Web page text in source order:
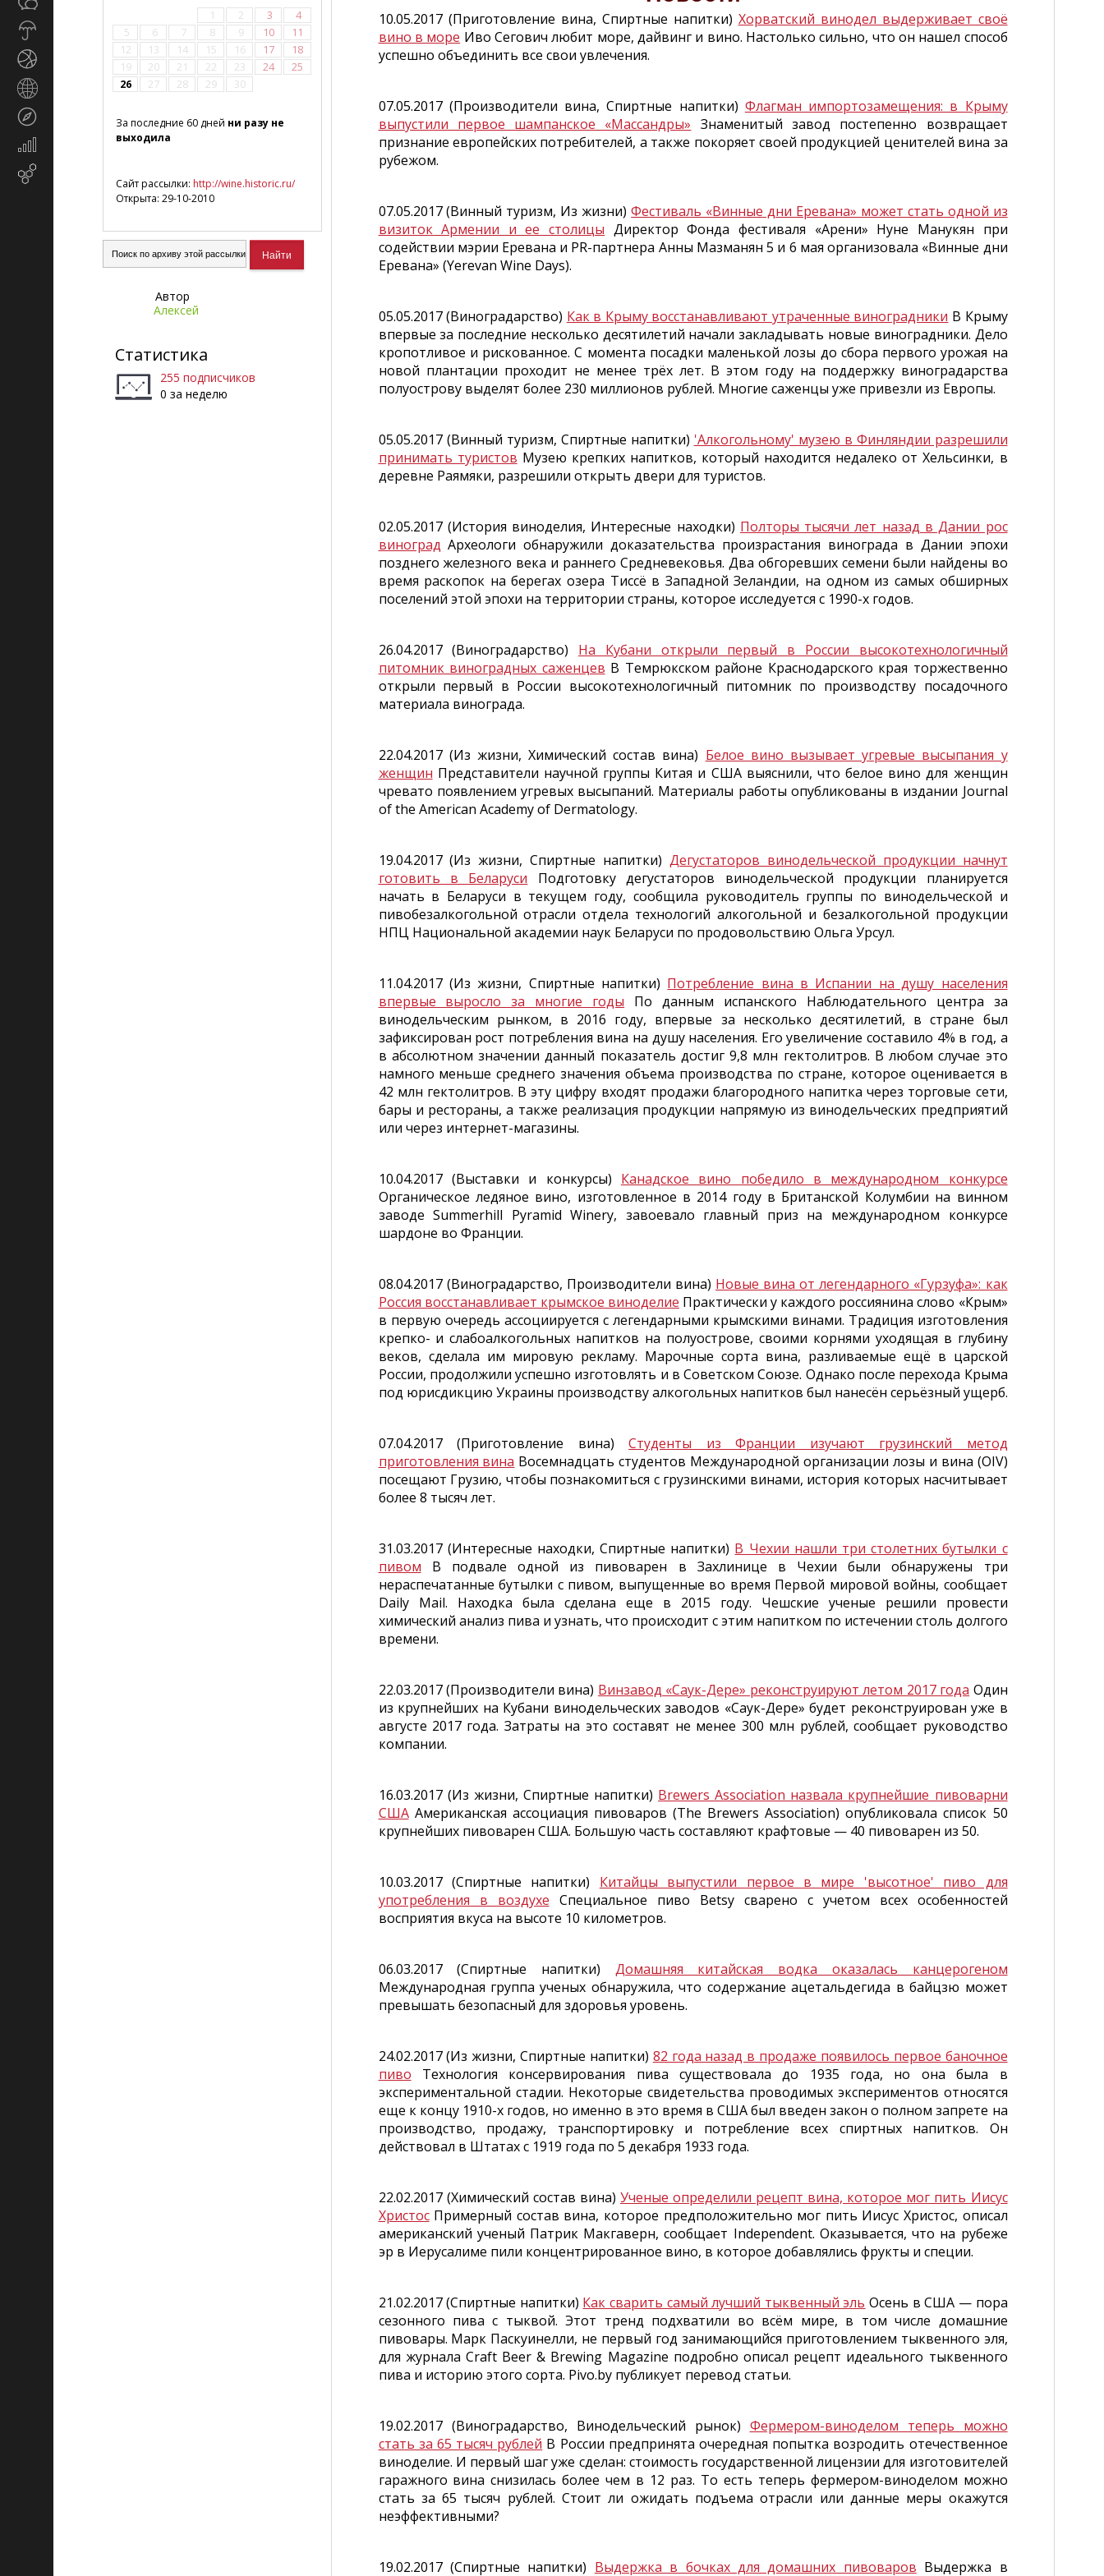
Экономика
маркетинг
1 2 3
4
5
6 7 8 9 10
11
12
13 14 15 16 17
18
19
20 21 22 23 24
25
26
27 28 29 30
За последние 60 дней ни разу не
выходила
Сайт рассылки: http://wine.historic.ru/
Открыта: 29-10-2010
Автор
Алексей
Статистика
255 подписчиков
0 за неделю
10.05.2017 (Приготовление вина, Спиртные напитки) Хорватский винодел выдерживает своё
вино в море Иво Сегович любит море, дайвинг и вино. Настолько сильно, что он нашел способ
успешно объединить все свои увлечения.
07.05.2017 (Производители вина, Спиртные напитки) Флагман импортозамещения: в Крыму
выпустили первое шампанское «Массандры» Знаменитый завод постепенно возвращает
признание европейских потребителей, а также покоряет своей продукцией ценителей вина за
рубежом.
07.05.2017 (Винный туризм, Из жизни)Фестиваль «Винные дни Еревана» может стать одной из
визиток Армении и ее столицы Директор Фонда фестиваля «Арени» Нуне Манукян при
содействии мэрии Еревана и PR-партнера Анны Мазманян 5 и 6 мая организовала «Винные дни
Еревана» (Yerevan Wine Days).
05.05.2017 (Виноградарство) Как в Крыму восстанавливают утраченные виноградники В Крыму
впервые за последние несколько десятилетий начали закладывать новые виноградники. Дело
кропотливое и рискованное. С момента посадки маленькой лозы до сбора первого урожая на
новой плантации проходит не менее трёх лет. В этом году на поддержку виноградарства
полуострову выделят более 230 миллионов рублей. Многие саженцы уже привезли из Европы.
05.05.2017 (Винный туризм, Спиртные напитки) 'Алкогольному' музею в Финляндии разрешили
принимать туристов Музею крепких напитков, который находится недалеко от Хельсинки, в
деревне Раямяки, разрешили открыть двери для туристов.
02.05.2017 (История виноделия, Интересные находки) Полторы тысячи лет назад в Дании рос
виноград Археологи обнаружили доказательства произрастания винограда в Дании эпохи
позднего железного века и раннего Средневековья. Два обгоревших семени были найдены во
время раскопок на берегах озера Тиссё в Западной Зеландии, на одном из самых обширных
поселений этой эпохи на территории страны, которое исследуется с 1990-х годов.
26.04.2017 (Виноградарство) На Кубани открыли первый в России высокотехнологичный
питомник виноградных саженцев В Темрюкском районе Краснодарского края торжественно
открыли первый в России высокотехнологичный питомник по производству посадочного
материала винограда.
22.04.2017 (Из жизни, Химический состав вина) Белое вино вызывает угревые высыпания у
женщин Представители научной группы Китая и США выяснили, что белое вино для женщин
чревато появлением угревых высыпаний. Материалы работы опубликованы в издании Journal
of the American Academy of Dermatology.
19.04.2017 (Из жизни, Спиртные напитки) Дегустаторов винодельческой продукции начнут
готовить в Беларуси Подготовку дегустаторов винодельческой продукции планируется
начать в Беларуси в текущем году, сообщила руководитель группы по винодельческой и
пивобезалкогольной отрасли отдела технологий алкогольной и безалкогольной продукции
НПЦ Национальной академии наук Беларуси по продовольствию Ольга Урсул.
11.04.2017 (Из жизни, Спиртные напитки) Потребление вина в Испании на душу населения
впервые выросло за многие годы По данным испанского Наблюдательного центра за
винодельческим рынком, в 2016 году, впервые за несколько десятилетий, в стране был
зафиксирован рост потребления вина на душу населения. Его увеличение составило 4% в год, а
в абсолютном значении данный показатель достиг 9,8 млн гектолитров. В любом случае это
намного меньше среднего значения объема производства по стране, которое оценивается в
42 млн гектолитров. В эту цифру входят продажи благородного напитка через торговые сети,
бары и рестораны, а также реализация продукции напрямую из винодельческих предприятий
или через интернет-магазины.
10.04.2017 (Выставки и конкурсы) Канадское вино победило в международном конкурсе
Органическое ледяное вино, изготовленное в 2014 году в Британской Колумбии на винном
заводе Summerhill Pyramid Winery, завоевало главный приз на международном конкурсе
шардоне во Франции.
08.04.2017 (Виноградарство, Производители вина) Новые вина от легендарного «Гурзуфа»: как
Россия восстанавливает крымское виноделие Практически у каждого россиянина слово «Крым»
в первую очередь ассоциируется с легендарными крымскими винами. Традиция изготовления
крепко- и слабоалкогольных напитков на полуострове, своими корнями уходящая в глубину
веков, сделала им мировую рекламу. Марочные сорта вина, разливаемые ещё в царской
России, продолжили успешно изготовлять и в Советском Союзе. Однако после перехода Крыма
под юрисдикцию Украины производству алкогольных напитков был нанесён серьёзный ущерб.
07.04.2017 (Приготовление вина)Студенты из Франции изучают грузинский метод
приготовления вина Восемнадцать студентов Международной организации лозы и вина (OIV)
посещают Грузию, чтобы познакомиться с грузинскими винами, история которых насчитывает
более 8 тысяч лет.
31.03.2017 (Интересные находки, Спиртные напитки) В Чехии нашли три столетних бутылки с
пивом В подвале одной из пивоварен в Захлинице в Чехии были обнаружены три
нераспечатанные бутылки с пивом, выпущенные во время Первой мировой войны, сообщает
Daily Mail. Находка была сделана еще в 2015 году. Чешские ученые решили провести
химический анализ пива и узнать, что происходит с этим напитком по истечении столь долгого
времени.
22.03.2017 (Производители вина) Винзавод «Саук-Дере» реконструируют летом 2017 года Один
из крупнейших на Кубани винодельческих заводов «Саук-Дере» будет реконструирован уже в
августе 2017 года. Затраты на это составят не менее 300 млн рублей, сообщает руководство
компании.
16.03.2017 (Из жизни, Спиртные напитки) Brewers Association назвала крупнейшие пивоварни
СШААмериканская ассоциация пивоваров (The Brewers Association) опубликовала список 50
крупнейших пивоварен США. Большую часть составляют крафтовые — 40 пивоварен из 50.
10.03.2017 (Спиртные напитки) Китайцы выпустили первое в мире 'высотное' пиво для
употребления в воздухе Специальное пиво Betsy сварено с учетом всех особенностей
восприятия вкуса на высоте 10 километров.
06.03.2017 (Спиртные напитки) Домашняя китайская водка оказалась канцерогеном
Международная группа ученых обнаружила, что содержание ацетальдегида в байцзю может
превышать безопасный для здоровья уровень.
24.02.2017 (Из жизни, Спиртные напитки) 82 года назад в продаже появилось первое баночное
пиво Технология консервирования пива существовала до 1935 года, но она была в
экспериментальной стадии. Некоторые свидетельства проводимых экспериментов относятся
еще к концу 1910-х годов, но именно в это время в США был введен закон о полном запрете на
производство, продажу, транспортировку и потребление всех спиртных напитков. Он
действовал в Штатах с 1919 года по 5 декабря 1933 года.
22.02.2017 (Химический состав вина) Ученые определили рецепт вина, которое мог пить Иисус
ХристосПримерный состав вина, которое предположительно мог пить Иисус Христос, описал
американский ученый Патрик Макгаверн, сообщает Independent. Оказывается, что на рубеже
эр в Иерусалиме пили концентрированное вино, в которое добавлялись фрукты и специи.
21.02.2017 (Спиртные напитки) Как сварить самый лучший тыквенный эль Осень в США — пора
сезонного пива с тыквой. Этот тренд подхватили во всём мире, в том числе домашние
пивовары. Марк Паскуинелли, не первый год занимающийся приготовлением тыквенного эля,
для журнала Craft Beer & Brewing Magazine подробно описал рецепт идеального тыквенного
пива и историю этого сорта. Pivo.by публикует перевод статьи.
19.02.2017 (Виноградарство, Винодельческий рынок) Фермером-виноделом теперь можно
стать за 65 тысяч рублей В России предпринята очередная попытка возродить отечественное
виноделие. И первый шаг уже сделан: стоимость государственной лицензии для изготовителей
гаражного вина снизилась более чем в 12 раз. То есть теперь фермером-виноделом можно
стать за 65 тысяч рублей. Стоит ли ожидать подъема отрасли или данные меры окажутся
неэффективными?
19.02.2017 (Спиртные напитки) Выдержка в бочках для домашних пивоваров Выдержка в